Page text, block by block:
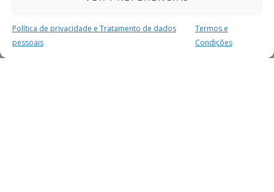
Política de privacidade e Tratamento de dados
pessoais
Termos e
Condições